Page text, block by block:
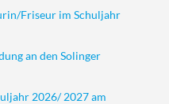
Friseur im Schuljahr
an den Solinger
2026/ 2027 am